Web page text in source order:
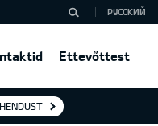
Ettevõttest
РУССКИЙ